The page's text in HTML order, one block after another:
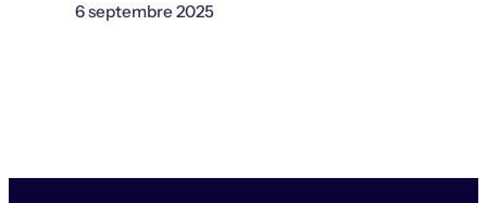
6 septembre 2025